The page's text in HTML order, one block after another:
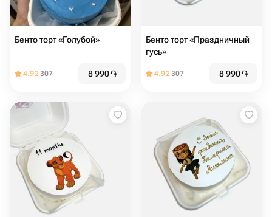
Бенто торт «Голубой»
4.92307 8 990֏
Бенто торт «Праздничный
гусь»
4.92307 8 990֏